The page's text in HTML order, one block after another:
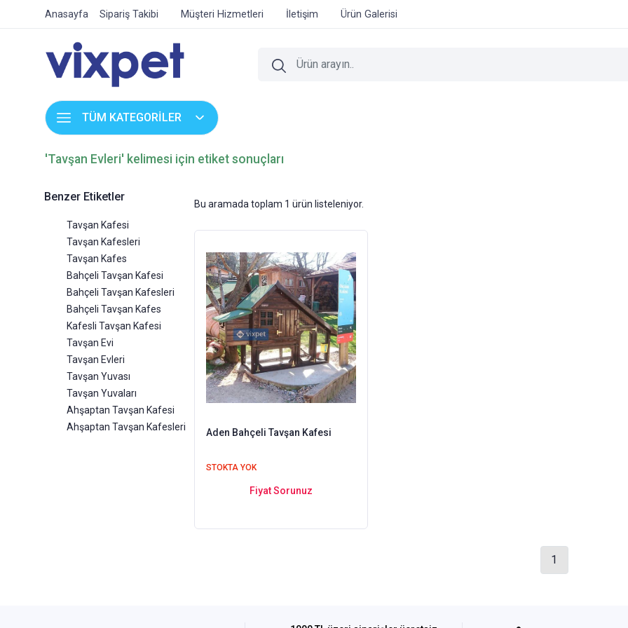
Anasayfa Sipariş Takibi Müşteri Hizmetleri İletişim Ürün Galerisi
TÜM KATEGORİLER
'Tavşan Evleri' kelimesi için etiket sonuçları
Benzer Etiketler
Tavşan Kafesi
Tavşan Kafesleri
Tavşan Kafes
Bahçeli Tavşan Kafesi
Bahçeli Tavşan Kafesleri
Bahçeli Tavşan Kafes
Kafesli Tavşan Kafesi
Tavşan Evi
Tavşan Evleri
Tavşan Yuvası
Tavşan Yuvaları
Ahşaptan Tavşan Kafesi
Ahşaptan Tavşan Kafesleri
Bu aramada toplam 1 ürün listeleniyor.
Aden Bahçeli Tavşan Kafesi
STOKTA YOK
Fiyat Sorunuz
1